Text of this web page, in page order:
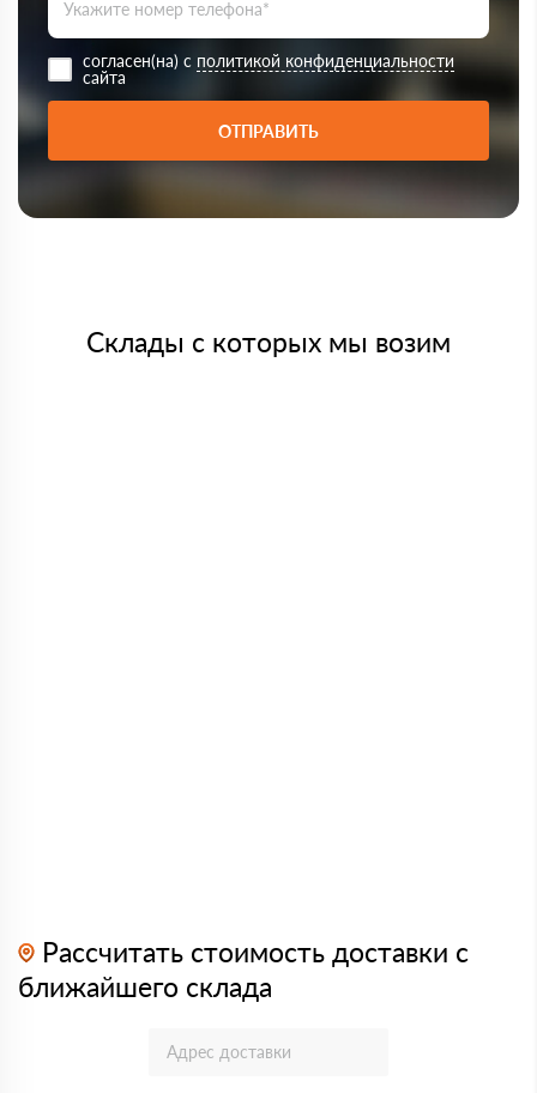
согласен(на) с политикой конфиденциальности
сайта
ОТПРАВИТЬ
Склады с которых мы возим
Рассчитать стоимость доставки с
ближайшего склада